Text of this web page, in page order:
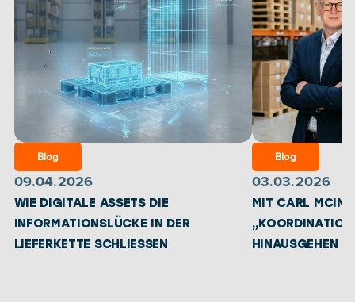
Blog
09.04.2026
WIE DIGITALE ASSETS DIE
INFORMATIONSLÜCKE IN DER
LIEFERKETTE SCHLIESSEN
Blog
03.03.2026
MIT CARL
HINAUSGEHEN